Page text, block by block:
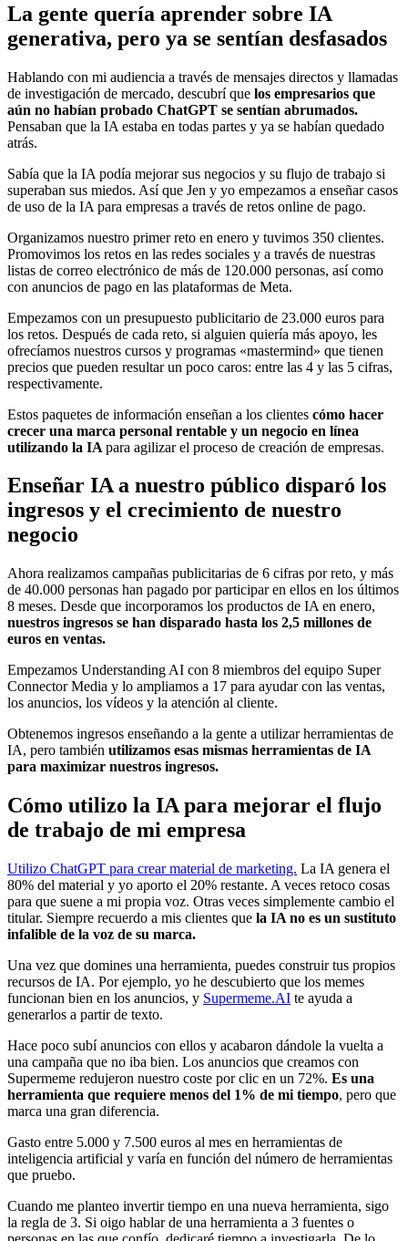
La gente quería aprender sobre IA
generativa, pero ya se sentían desfasados
Hablando con mi audiencia a través de mensajes directos y llamadas
de investigación de mercado, descubrí que los empresarios que
aún no habían probado ChatGPT se sentían abrumados.
Pensaban que la IA estaba en todas partes y ya se habían quedado
atrás.
Sabía que la IA podía mejorar sus negocios y su flujo de trabajo si
superaban sus miedos. Así que Jen y yo empezamos a enseñar casos
de uso de la IA para empresas a través de retos online de pago.
Organizamos nuestro primer reto en enero y tuvimos 350 clientes.
Promovimos los retos en las redes sociales y a través de nuestras
listas de correo electrónico de más de 120.000 personas, así como
con anuncios de pago en las plataformas de Meta.
Empezamos con un presupuesto publicitario de 23.000 euros para
los retos. Después de cada reto, si alguien quiería más apoyo, les
ofrecíamos nuestros cursos y programas «mastermind» que tienen
precios que pueden resultar un poco caros: entre las 4 y las 5 cifras,
respectivamente.
Estos paquetes de información enseñan a los clientes cómo hacer
crecer una marca personal rentable y un negocio en línea
utilizando la IA para agilizar el proceso de creación de empresas.
Enseñar IA a nuestro público disparó los
ingresos y el crecimiento de nuestro
negocio
Ahora realizamos campañas publicitarias de 6 cifras por reto, y más
de 40.000 personas han pagado por participar en ellos en los últimos
8 meses. Desde que incorporamos los productos de IA en enero,
nuestros ingresos se han disparado hasta los 2,5 millones de
euros en ventas.
Empezamos Understanding AI con 8 miembros del equipo Super
Connector Media y lo ampliamos a 17 para ayudar con las ventas,
los anuncios, los vídeos y la atención al cliente.
Obtenemos ingresos enseñando a la gente a utilizar herramientas de
IA, pero también utilizamos esas mismas herramientas de IA
para maximizar nuestros ingresos.
Cómo utilizo la IA para mejorar el flujo
de trabajo de mi empresa
Utilizo ChatGPT para crear material de marketing. La IA genera el
80% del material y yo aporto el 20% restante. A veces retoco cosas
para que suene a mi propia voz. Otras veces simplemente cambio el
titular. Siempre recuerdo a mis clientes que la IA no es un sustituto
infalible de la voz de su marca.
Una vez que domines una herramienta, puedes construir tus propios
recursos de IA. Por ejemplo, yo he descubierto que los memes
funcionan bien en los anuncios, y Supermeme.AI te ayuda a
generarlos a partir de texto.
Hace poco subí anuncios con ellos y acabaron dándole la vuelta a
una campaña que no iba bien. Los anuncios que creamos con
Supermeme redujeron nuestro coste por clic en un 72%. Es una
herramienta que requiere menos del 1% de mi tiempo, pero que
marca una gran diferencia.
Gasto entre 5.000 y 7.500 euros al mes en herramientas de
inteligencia artificial y varía en función del número de herramientas
que pruebo.
Cuando me planteo invertir tiempo en una nueva herramienta, sigo
la regla de 3. Si oigo hablar de una herramienta a 3 fuentes o